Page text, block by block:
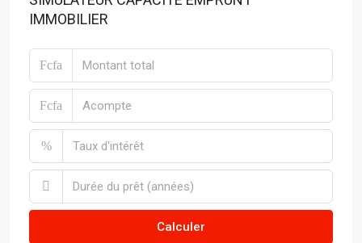
IMMOBILIER
Fcfa
Fcfa
%
Calculer